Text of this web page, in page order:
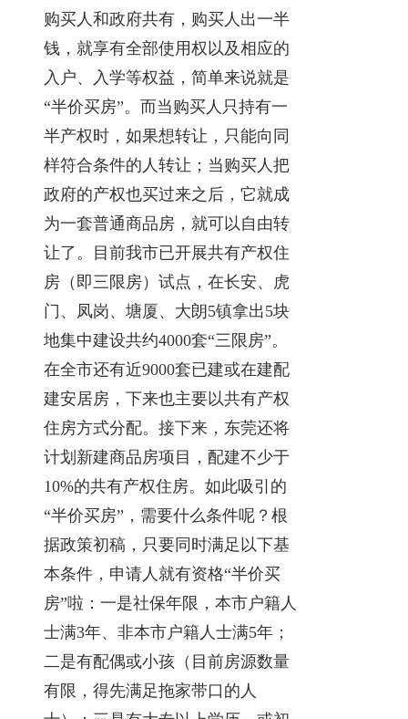
购买人和政府共有，购买人出一半
钱，就享有全部使用权以及相应的
入户、入学等权益，简单来说就是
“半价买房”。而当购买人只持有一
半产权时，如果想转让，只能向同
样符合条件的人转让；当购买人把
政府的产权也买过来之后，它就成
为一套普通商品房，就可以自由转
让了。目前我市已开展共有产权住
房（即三限房）试点，在长安、虎
门、凤岗、塘厦、大朗5镇拿出5块
地集中建设共约4000套“三限房”。
在全市还有近9000套已建或在建配
建安居房，下来也主要以共有产权
住房方式分配。接下来，东莞还将
计划新建商品房项目，配建不少于
10%的共有产权住房。如此吸引的
“半价买房”，需要什么条件呢？根
据政策初稿，只要同时满足以下基
本条件，申请人就有资格“半价买
房”啦：一是社保年限，本市户籍人
士满3年、非本市户籍人士满5年；
二是有配偶或小孩（目前房源数量
有限，得先满足拖家带口的人